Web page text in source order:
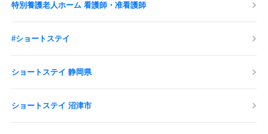
特別養護老人ホーム 看護師・准看護師
#ショートステイ
ショートステイ 静岡県
ショートステイ 沼津市